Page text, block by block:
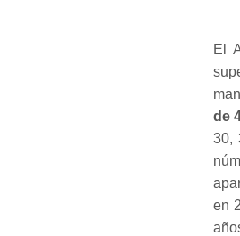
El
de
30,
en